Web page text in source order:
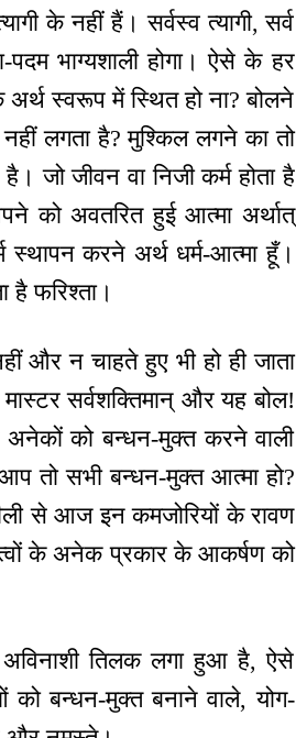
के नहीं हैं। सर्वस्व त्यागी, सर्व
भाग्यशाली होगा। ऐसे के हर
अर्थ स्वरूप में स्थित हो ना? बोलने
लगता है? मुश्किल लगने का तो
जो जीवन वा निजी कर्म होता है
को अवतरित हुई आत्मा अर्थात्
करने अर्थ धर्म-आत्मा हूँ।
है फरिश्ता।
और न चाहते हुए भी हो ही जाता
मास्टर सर्वशक्तिमान् और यह बोल!
अनेकों को बन्धन-मुक्त करने वाली
तो सभी बन्धन-मुक्त आत्मा हो?
से आज इन कमजोरियों के रावण
के अनेक प्रकार के आकर्षण को
तिलक लगा हुआ है, ऐसे
को बन्धन-मुक्त बनाने वाले, योग-